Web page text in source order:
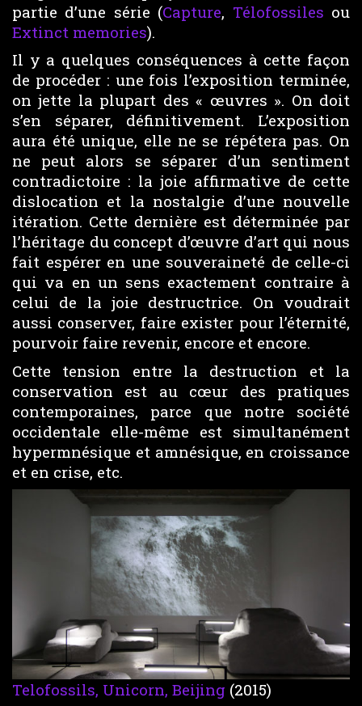
partie d’une série (Capture, Télofossiles ou
Extinct memories).
Il y a quelques conséquences à cette façon
de procéder : une fois l’exposition terminée,
on jette la plupart des « œuvres ». On doit
s’en séparer, définitivement. L’exposition
aura été unique, elle ne se répétera pas. On
ne peut alors se séparer d’un sentiment
contradictoire : la joie affirmative de cette
dislocation et la nostalgie d’une nouvelle
itération. Cette dernière est déterminée par
l’héritage du concept d’œuvre d’art qui nous
fait espérer en une souveraineté de celle-ci
qui va en un sens exactement contraire à
celui de la joie destructrice. On voudrait
aussi conserver, faire exister pour l’éternité,
pourvoir faire revenir, encore et encore.
Cette tension entre la destruction et la
conservation est au cœur des pratiques
contemporaines, parce que notre société
occidentale elle-même est simultanément
hypermnésique et amnésique, en croissance
et en crise, etc.
Telofossils, Unicorn, Beijing (2015)